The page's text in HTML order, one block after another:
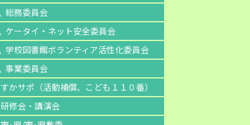
総務委員会
ケータイ・ネット安全委員会
学校図書館ボランティア活性化委員会
事業委員会
すかサポ（活動補償、こども１１０番）
研修会・講演会